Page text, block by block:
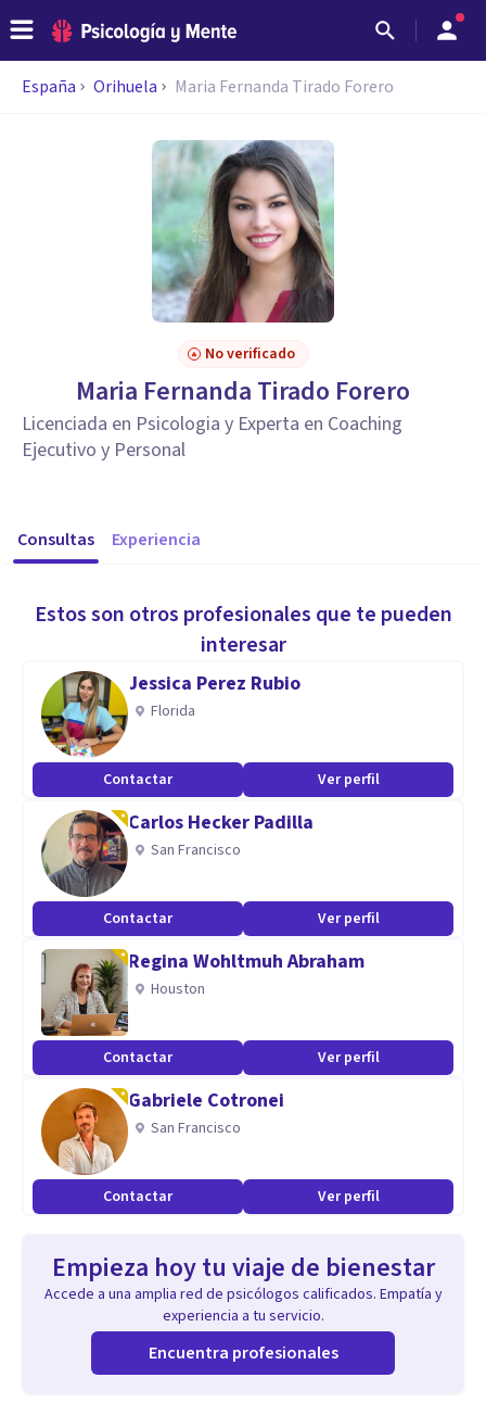
España Orihuela Maria Fernanda Tirado Forero
No verificado
Maria Fernanda Tirado Forero
Licenciada en Psicologia y Experta en Coaching
Ejecutivo y Personal
Consultas Experiencia
Estos son otros profesionales que te pueden
interesar
Jessica Perez Rubio
Florida
Contactar Ver perfil
Carlos Hecker Padilla
San Francisco
Contactar Ver perfil
Regina Wohltmuh Abraham
Houston
Contactar Ver perfil
Gabriele Cotronei
San Francisco
Contactar Ver perfil
Empieza hoy tu viaje de bienestar
Accede a una amplia red de psicólogos calificados. Empatía y
experiencia a tu servicio.
Encuentra profesionales